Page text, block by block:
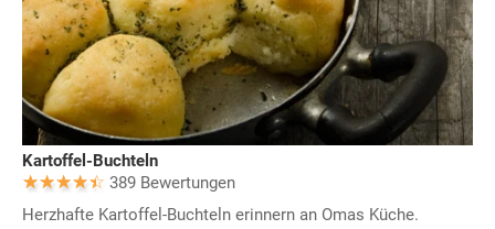
Kartoffel-Buchteln
389 Bewertungen
Herzhafte Kartoffel-Buchteln erinnern an Omas Küche.